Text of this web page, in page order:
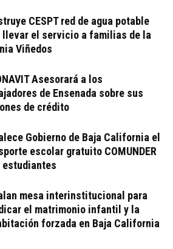
CESPT red de agua potable
llevar el servicio a familias de la
Viñedos
Asesorará a los
de Ensenada sobre sus
de crédito
Gobierno de Baja California el
escolar gratuito COMUNDER
estudiantes
mesa interinstitucional para
el matrimonio infantil y la
forzada en Baja California